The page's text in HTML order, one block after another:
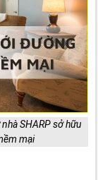
SHARP sở hữu
mại